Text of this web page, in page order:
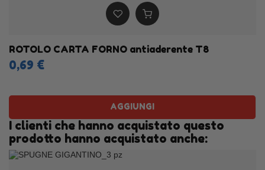
ROTOLO CARTA FORNO antiaderente T8
0,69 €
AGGIUNGI
I clienti che hanno acquistato questo
prodotto hanno acquistato anche: